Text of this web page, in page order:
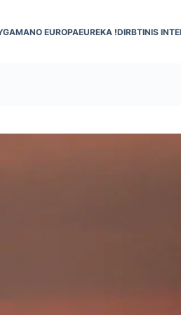
MANO EUROPAEUREKA !DIRBTINIS